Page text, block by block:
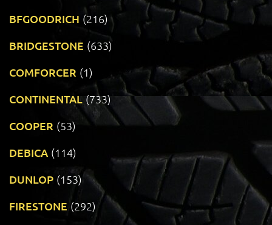
BFGOODRICH (216)
BRIDGESTONE (633)
COMFORCER (1)
CONTINENTAL (733)
COOPER (53)
DEBICA (114)
DUNLOP (153)
FIRESTONE (292)